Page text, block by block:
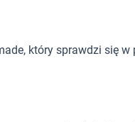
który sprawdzi się